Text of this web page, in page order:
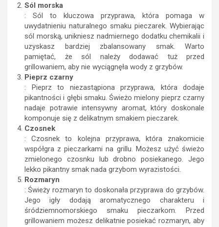
Sól morska
: Sól to kluczowa przyprawa, która pomaga w
uwydatnieniu naturalnego smaku pieczarek. Wybierając
sól morską, unikniesz nadmiernego dodatku chemikalii i
uzyskasz bardziej zbalansowany smak. Warto
pamiętać, że sól należy dodawać tuż przed
grillowaniem, aby nie wyciągnęła wody z grzybów.
Pieprz czarny
: Pieprz to niezastąpiona przyprawa, która dodaje
pikantności i głębi smaku. Świeżo mielony pieprz czarny
nadaje potrawie intensywny aromat, który doskonale
komponuje się z delikatnym smakiem pieczarek.
Czosnek
: Czosnek to kolejna przyprawa, która znakomicie
współgra z pieczarkami na grillu. Możesz użyć świeżo
zmielonego czosnku lub drobno posiekanego. Jego
lekko pikantny smak nada grzybom wyrazistości.
Rozmaryn
: Świeży rozmaryn to doskonała przyprawa do grzybów.
Jego igły dodają aromatycznego charakteru i
śródziemnomorskiego smaku pieczarkom. Przed
grillowaniem możesz delikatnie posiekać rozmaryn, aby